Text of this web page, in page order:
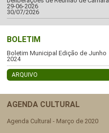
29-06-2026
30/07/2026
BOLETIM
Boletim Municipal Edição de Junho
2024
ARQUIVO
AGENDA CULTURAL
Agenda Cultural - Março de 2020